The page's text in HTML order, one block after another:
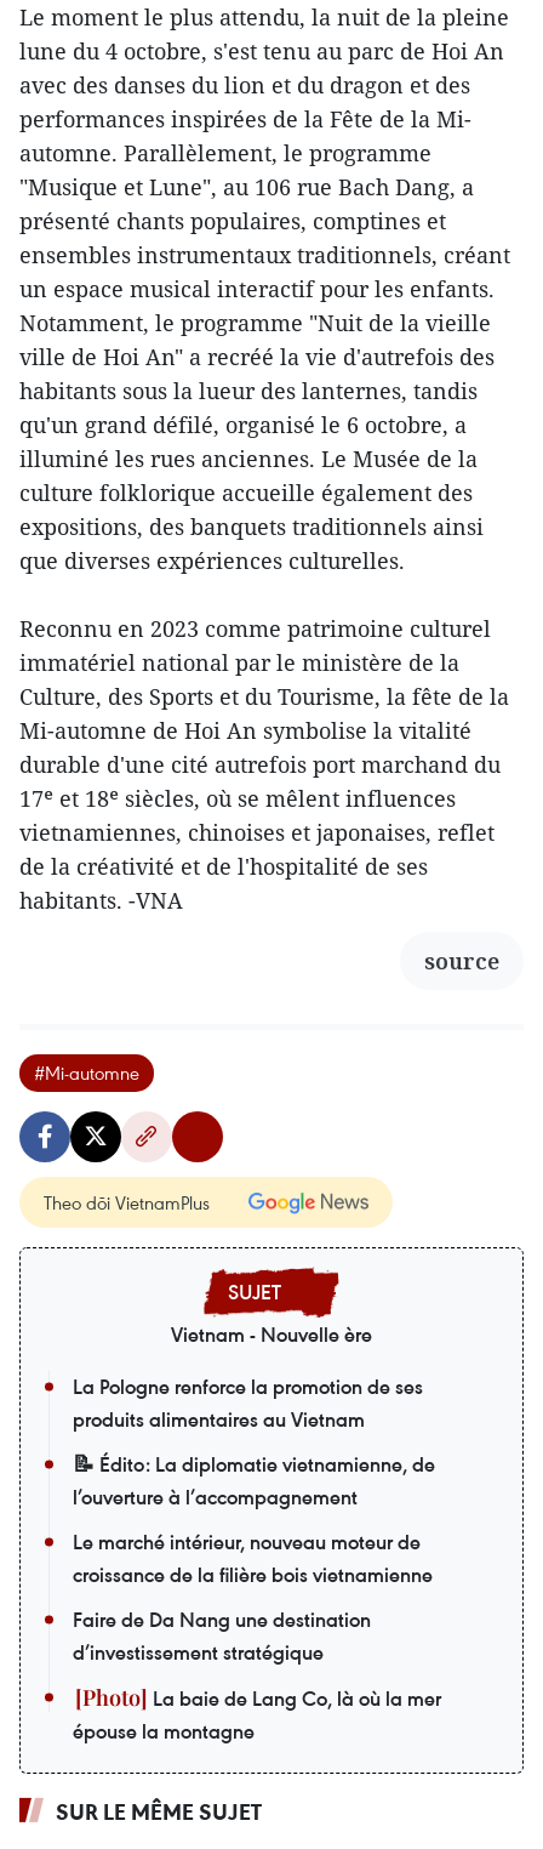
Le moment le plus attendu, la nuit de la pleine
lune du 4 octobre, s'est tenu au parc de Hoi An
avec des danses du lion et du dragon et des
performances inspirées de la Fête de la Mi-
automne. Parallèlement, le programme
"Musique et Lune", au 106 rue Bach Dang, a
présenté chants populaires, comptines et
ensembles instrumentaux traditionnels, créant
un espace musical interactif pour les enfants.
Notamment, le programme "Nuit de la vieille
ville de Hoi An" a recréé la vie d'autrefois des
habitants sous la lueur des lanternes, tandis
qu'un grand défilé, organisé le 6 octobre, a
illuminé les rues anciennes. Le Musée de la
culture folklorique accueille également des
expositions, des banquets traditionnels ainsi
que diverses expériences culturelles.
Reconnu en 2023 comme patrimoine culturel
immatériel national par le ministère de la
Culture, des Sports et du Tourisme, la fête de la
Mi-automne de Hoi An symbolise la vitalité
durable d'une cité autrefois port marchand du
17ᵉ et 18ᵉ siècles, où se mêlent influences
vietnamiennes, chinoises et japonaises, reflet
de la créativité et de l'hospitalité de ses
habitants. -VNA
source
#Mi-automne
Theo dõi VietnamPlus
Vietnam - Nouvelle ère
La Pologne renforce la promotion de ses
produits alimentaires au Vietnam
📝 Édito: La diplomatie vietnamienne, de
l’ouverture à l’accompagnement
Le marché intérieur, nouveau moteur de
croissance de la filière bois vietnamienne
Faire de Da Nang une destination
d’investissement stratégique
La baie de Lang Co, là où la mer
épouse la montagne
SUR LE MÊME SUJET